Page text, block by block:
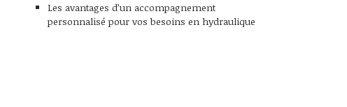
Les avantages d’un accompagnement
personnalisé pour vos besoins en hydraulique